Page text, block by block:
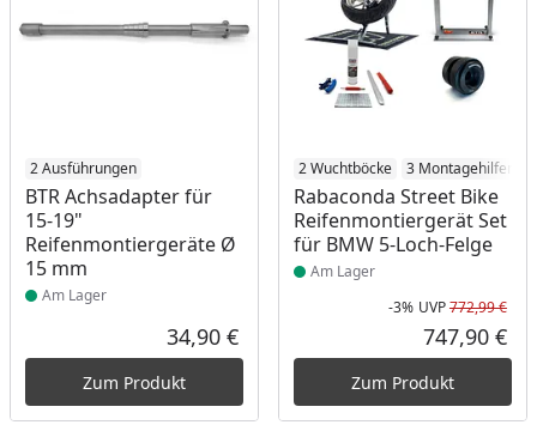
2 Ausführungen
BTR Achsadapter für
15-19"
Reifenmontiergeräte Ø
15 mm
Produkt am Lager
Am Lager
Aktueller Preis
34,90 €
Zum Produkt
2 Wuchtböcke 3 Montagehilfen
Rabaconda Street Bike
Reifenmontiergerät Set
für BMW 5-Loch-Felge
Produkt am Lager
Am Lager
-3% UVP772,99 €
747,90 €
Zum Produkt